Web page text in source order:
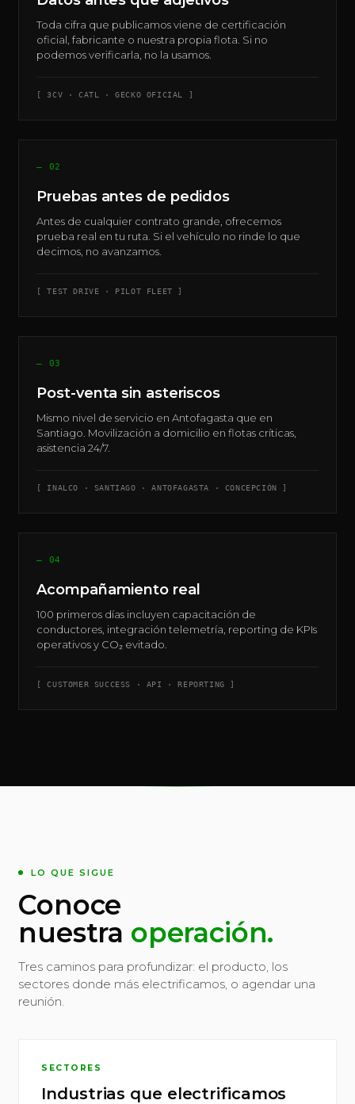
Toda cifra que publicamos viene de certificación
oficial, fabricante o nuestra propia flota. Si no
podemos verificarla, no la usamos.
[ 3CV · CATL · GECKO OFICIAL ]
— 02
Pruebas antes de pedidos
Antes de cualquier contrato grande, ofrecemos
prueba real en tu ruta. Si el vehículo no rinde lo que
decimos, no avanzamos.
[ TEST DRIVE · PILOT FLEET ]
— 03
Post-venta sin asteriscos
Mismo nivel de servicio en Antofagasta que en
Santiago. Movilización a domicilio en flotas críticas,
asistencia 24/7.
[ INALCO · SANTIAGO · ANTOFAGASTA · CONCEPCIÓN ]
— 04
Acompañamiento real
100 primeros días incluyen capacitación de
conductores, integración telemetría, reporting de KPIs
operativos y CO₂ evitado.
[ CUSTOMER SUCCESS · API · REPORTING ]
LO QUE SIGUE
Conoce
nuestra operación.
Tres caminos para profundizar: el producto, los
sectores donde más electrificamos, o agendar una
reunión.
SECTORES
Industrias que electrificamos